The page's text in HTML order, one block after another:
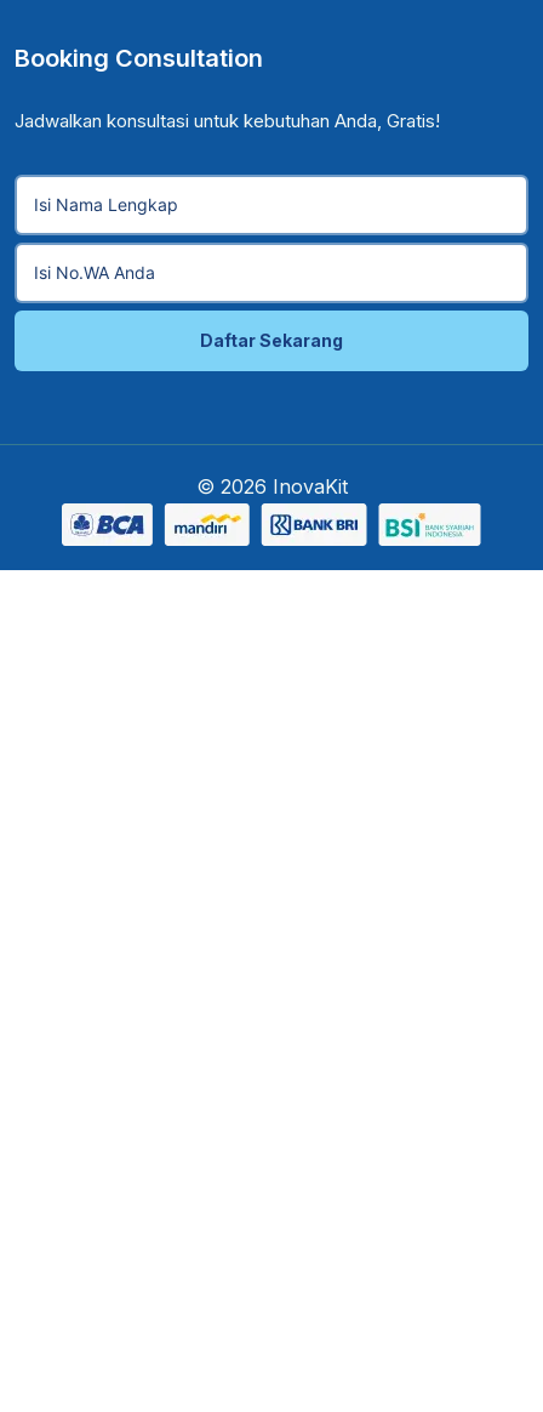
Booking Consultation
Jadwalkan konsultasi untuk kebutuhan Anda, Gratis!
Daftar Sekarang
© 2026 InovaKit